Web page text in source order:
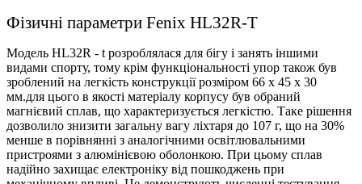
Фізичні параметри Fenix HL32R-T
Модель HL32R - t розроблялася для бігу і занять іншими
видами спорту, тому крім функціональності упор також був
зроблений на легкість конструкції розміром 66 х 45 х 30
мм.для цього в якості матеріалу корпусу був обраний
магнієвий сплав, що характеризується легкістю. Таке рішення
дозволило знизити загальну вагу ліхтаря до 107 г, що на 30%
менше в порівнянні з аналогічними освітлювальними
пристроями з алюмінієвою оболонкою. При цьому сплав
надійно захищає електроніку від пошкоджень при